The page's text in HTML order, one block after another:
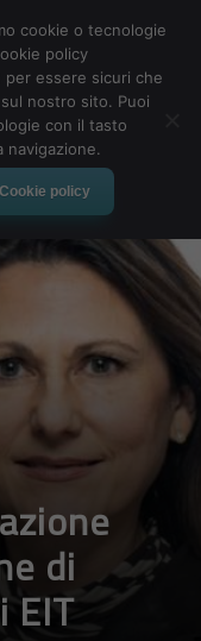
di
EIT
cookie o tecnologie
policy
essere sicuri che
nostro sito. Puoi
con il tasto
navigazione.
Cookie policy